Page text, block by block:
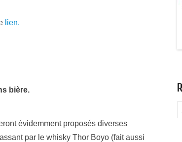
lien.
bière.
évidemment proposés diverses
par le whisky Thor Boyo (fait aussi